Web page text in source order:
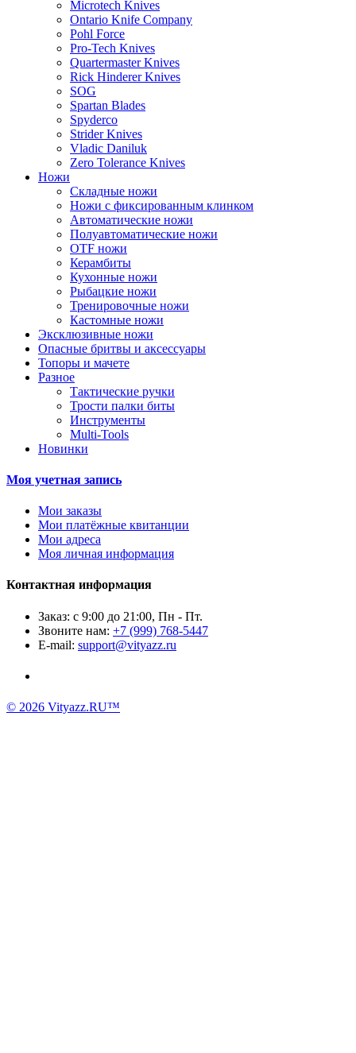
Microtech Knives
Ontario Knife Company
Pohl Force
Pro-Tech Knives
Quartermaster Knives
Rick Hinderer Knives
SOG
Spartan Blades
Spyderco
Strider Knives
Vladic Daniluk
Zero Tolerance Knives
Ножи
Складные ножи
Ножи с фиксированным клинком
Автоматические ножи
Полуавтоматические ножи
OTF ножи
Керамбиты
Кухонные ножи
Рыбацкие ножи
Тренировочные ножи
Кастомные ножи
Эксклюзивные ножи
Опасные бритвы и аксессуары
Топоры и мачете
Разное
Тактические ручки
Трости палки биты
Инструменты
Multi-Tools
Новинки
Моя учетная запись
Мои заказы
Мои платёжные квитанции
Мои адреса
Моя личная информация
Контактная информация
Заказ: с 9:00 до 21:00, Пн - Пт.
Звоните нам: +7 (999) 768-5447
E-mail: support@vityazz.ru
© 2026 Vityazz.RU™